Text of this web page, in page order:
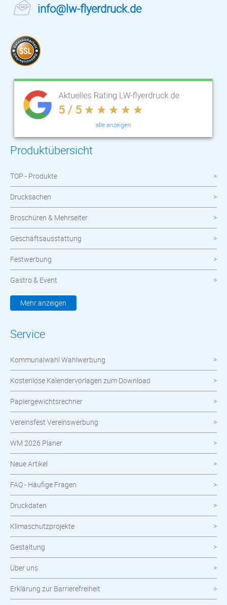
info@lw-flyerdruck.de
Produktübersicht
TOP - Produkte
Drucksachen
Broschüren & Mehrseiter
Geschäftsausstattung
Festwerbung
Gastro & Event
Kleidung & Textilien
meinOrt
Nachhaltige Produkte
Wahlen
Neuheiten im Shop
Mehr anzeigen
Service
Kommunalwahl Wahlwerbung
Kostenlose Kalendervorlagen zum Download
Papiergewichtsrechner
Vereinsfest Vereinswerbung
WM 2026 Planer
Neue Artikel
FAQ - Häufige Fragen
Druckdaten
Klimaschutzprojekte
Gestaltung
Über uns
Erklärung zur Barrierefreiheit